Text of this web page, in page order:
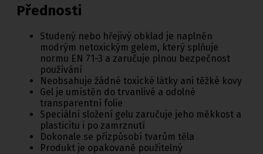
Přednosti
Studený nebo hřejivý obklad je naplněn
modrým netoxickým gelem, který splňuje
normu EN 71-3 a zaručuje plnou bezpečnost
používání
Neobsahuje žádné toxické látky ani těžké kovy
Gel je umístěn do trvanlivé a odolné
transparentní folie
Speciální složení gelu zaručuje jeho měkkost a
plasticitu i po zamrznutí
Dokonale se přizpůsobí tvarům těla
Produkt je opakovaně použitelný